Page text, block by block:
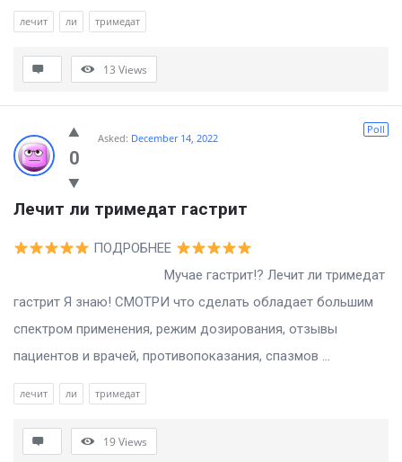
лечит ли тримедат
13 Views
0
Poll
Asked: December 14, 2022
Лечит ли тримедат гастрит
ПОДРОБНЕЕ
Мучае гастрит!? Лечит ли тримедат
гастрит Я знаю! СМОТРИ что сделать обладает большим
спектром применения, режим дозирования, отзывы
пациентов и врачей, противопоказания, спазмов ...
лечит ли тримедат
19Views